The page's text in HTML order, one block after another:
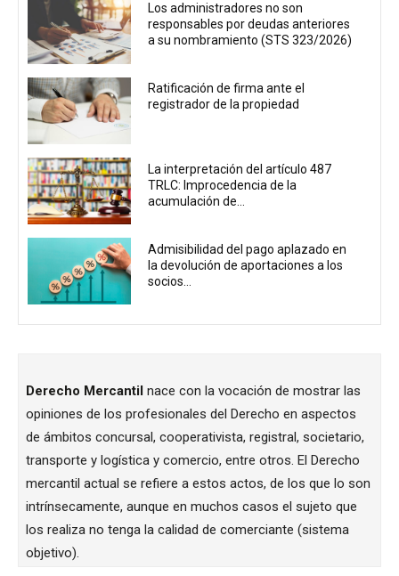
Los administradores no son
responsables por deudas anteriores
a su nombramiento (STS 323/2026)
Ratificación de firma ante el
registrador de la propiedad
La interpretación del artículo 487
TRLC: Improcedencia de la
acumulación de...
Admisibilidad del pago aplazado en
la devolución de aportaciones a los
socios...
Derecho Mercantil nace con la vocación de mostrar las
opiniones de los profesionales del Derecho en aspectos
de ámbitos concursal, cooperativista, registral, societario,
transporte y logística y comercio, entre otros. El Derecho
mercantil actual se refiere a estos actos, de los que lo son
intrínsecamente, aunque en muchos casos el sujeto que
los realiza no tenga la calidad de comerciante (sistema
objetivo).